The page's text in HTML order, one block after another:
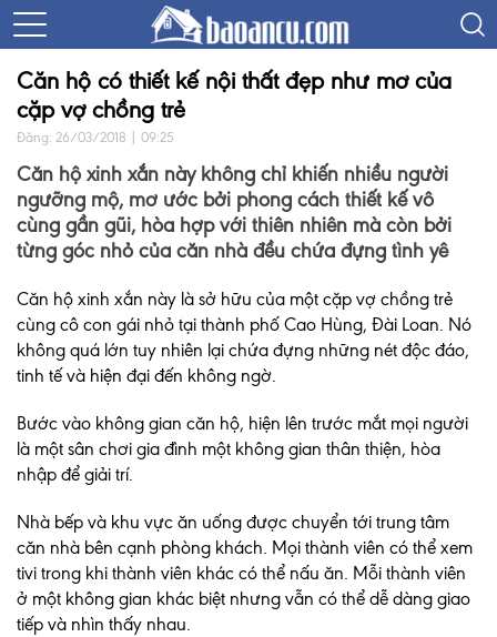
Căn hộ có thiết kế nội thất đẹp như mơ của
cặp vợ chồng trẻ
Đăng: 26/03/2018 | 09:25
Căn hộ xinh xắn này không chỉ khiến nhiều người
ngưỡng mộ, mơ ước bởi phong cách thiết kế vô
cùng gần gũi, hòa hợp với thiên nhiên mà còn bởi
từng góc nhỏ của căn nhà đều chứa đựng tình yê
Căn hộ xinh xắn này là sở hữu của một cặp vợ chồng trẻ
cùng cô con gái nhỏ tại thành phố Cao Hùng, Đài Loan. Nó
không quá lớn tuy nhiên lại chứa đựng những nét độc đáo,
tinh tế và hiện đại đến không ngờ.
Bước vào không gian căn hộ, hiện lên trước mắt mọi người
là một sân chơi gia đình một không gian thân thiện, hòa
nhập để giải trí.
Nhà bếp và khu vực ăn uống được chuyển tới trung tâm
căn nhà bên cạnh phòng khách. Mọi thành viên có thể xem
tivi trong khi thành viên khác có thể nấu ăn. Mỗi thành viên
ở một không gian khác biệt nhưng vẫn có thể dễ dàng giao
tiếp và nhìn thấy nhau.